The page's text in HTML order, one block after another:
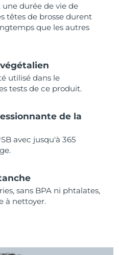
durée de vie de
têtes de brosse durent
que les autres
utilisé dans le
tests de ce produit.
de la
avec jusqu'à 365
sans BPA ni phtalates,
à nettoyer.